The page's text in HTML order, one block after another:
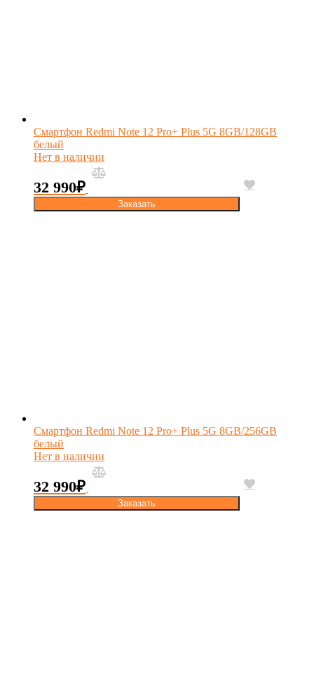
Смартфон Redmi Note 12 Pro+ Plus 5G 8GB/128GB
белый
Нет в наличии
32 990₽
Заказать
Смартфон Redmi Note 12 Pro+ Plus 5G 8GB/256GB
белый
Нет в наличии
32 990₽
Заказать